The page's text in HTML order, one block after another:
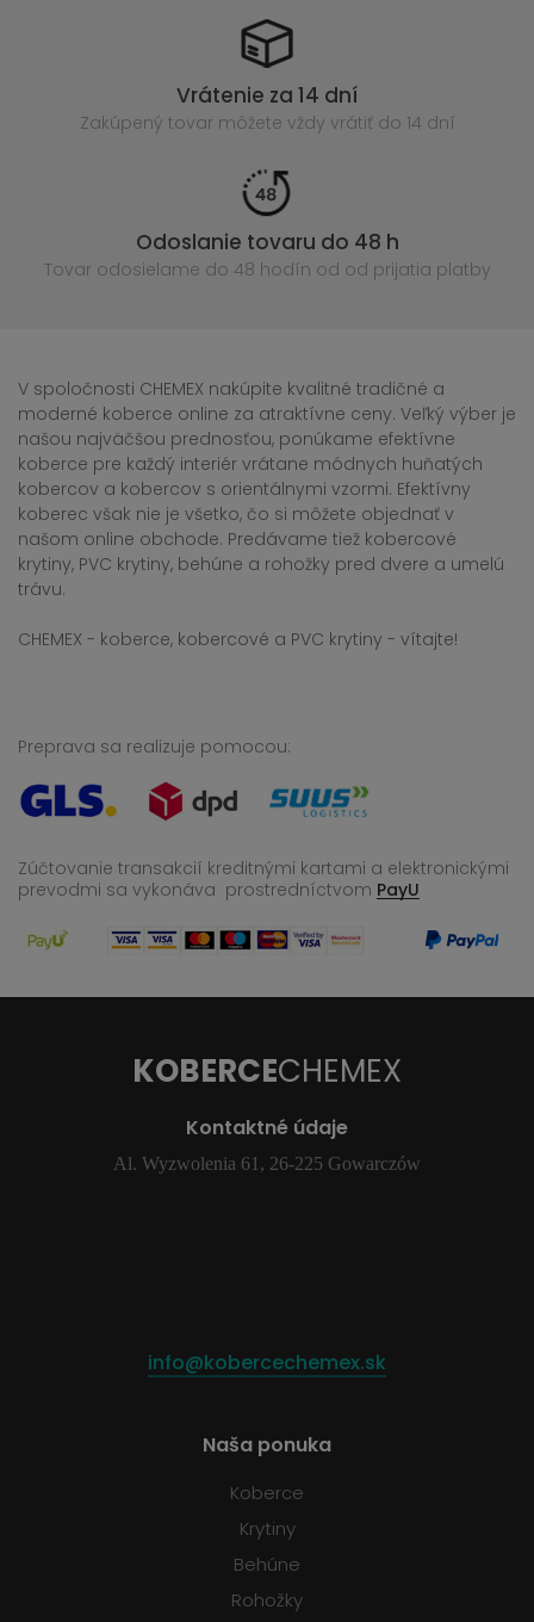
Vrátenie za 14 dní
Zakúpený tovar môžete vždy vrátiť do 14 dní
Odoslanie tovaru do 48 h
Tovar odosielame do 48 hodín od od prijatia platby
V spoločnosti CHEMEX nakúpite kvalitné tradičné a
moderné koberce online za atraktívne ceny. Veľký výber je
našou najväčšou prednosťou, ponúkame efektívne
koberce pre každý interiér vrátane módnych huňatých
kobercov a kobercov s orientálnymi vzormi. Efektívny
koberec však nie je všetko, čo si môžete objednať v
našom online obchode. Predávame tiež kobercové
krytiny, PVC krytiny, behúne a rohožky pred dvere a umelú
trávu.
CHEMEX - koberce, kobercové a PVC krytiny - vítajte!
Preprava sa realizuje pomocou:
Zúčtovanie transakcií kreditnými kartami a elektronickými
prevodmi sa vykonáva prostredníctvom PayU
KOBERCECHEMEX
Kontaktné údaje
Al. Wyzwolenia 61, 26-225 Gowarczów
info@kobercechemex.sk
Naša ponuka
Koberce
Krytiny
Behúne
Rohožky